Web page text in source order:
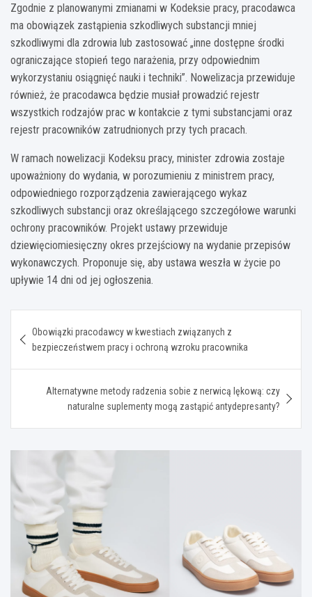
Zgodnie z planowanymi zmianami w Kodeksie pracy, pracodawca
ma obowiązek zastąpienia szkodliwych substancji mniej
szkodliwymi dla zdrowia lub zastosować „inne dostępne środki
ograniczające stopień tego narażenia, przy odpowiednim
wykorzystaniu osiągnięć nauki i techniki”. Nowelizacja przewiduje
również, że pracodawca będzie musiał prowadzić rejestr
wszystkich rodzajów prac w kontakcie z tymi substancjami oraz
rejestr pracowników zatrudnionych przy tych pracach.
W ramach nowelizacji Kodeksu pracy, minister zdrowia zostaje
upoważniony do wydania, w porozumieniu z ministrem pracy,
odpowiedniego rozporządzenia zawierającego wykaz
szkodliwych substancji oraz określającego szczegółowe warunki
ochrony pracowników. Projekt ustawy przewiduje
dziewięciomiesięczny okres przejściowy na wydanie przepisów
wykonawczych. Proponuje się, aby ustawa weszła w życie po
upływie 14 dni od jej ogłoszenia.
wpisu
Obowiązki pracodawcy w kwestiach związanych z
bezpieczeństwem pracy i ochroną wzroku pracownika
Alternatywne metody radzenia sobie z nerwicą lękową: czy
naturalne suplementy mogą zastąpić antydepresanty?